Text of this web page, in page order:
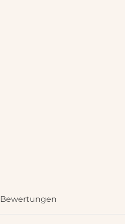
Bewertungen